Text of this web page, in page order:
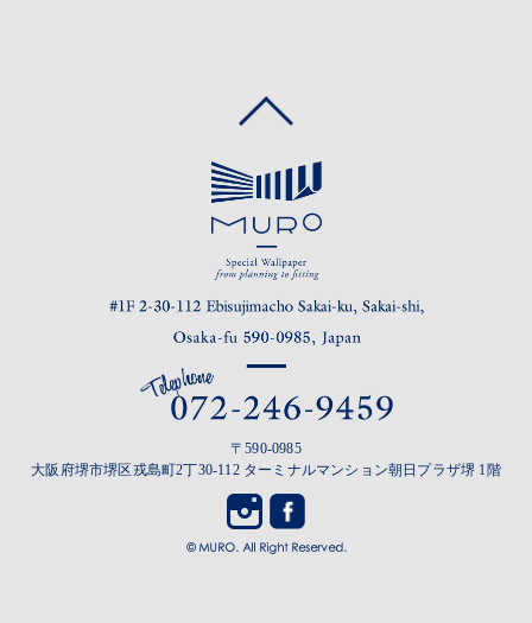
〒590-0985
大阪府堺市堺区戎島町2丁30-112 ターミナルマンション朝日プラザ堺 1階